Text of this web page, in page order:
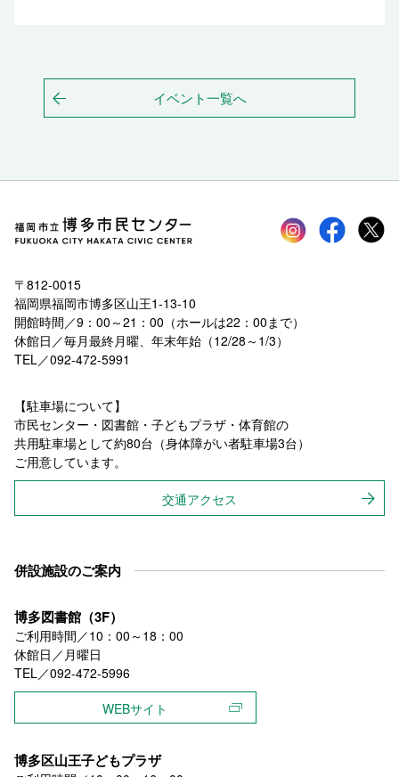
イベント一覧へ
Instagramfacebook
〒812-0015
福岡県福岡市博多区山王1-13-10
開館時間／9：00～21：00（ホールは22：00まで）
休館日／毎月最終月曜、年末年始（12/28～1/3）
TEL／092-472-5991
【駐車場について】
市民センター・図書館・子どもプラザ・体育館の
共用駐車場として約80台（身体障がい者駐車場3台）
ご用意しています。
交通アクセス
併設施設のご案内
博多図書館（3F）
ご利用時間／10：00～18：00
休館日／月曜日
TEL／092-472-5996
WEBサイト
博多区山王子どもプラザ